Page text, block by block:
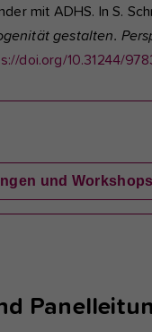
mit ADHS. In S.
gestalten.
doi.org/10.31244/
und Workshops